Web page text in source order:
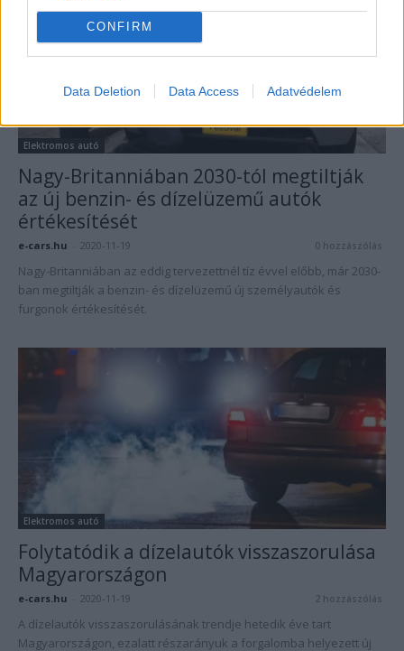
CONFIRM
Data Deletion Data Access Adatvédelem
Elektromos autó
Nagy-Britanniában 2030-tól megtiltják
az új benzin- és dízelüzemű autók
értékesítését
e-cars.hu 2020-11-19 0 hozzászólás
Nagy-Britanniában az eddig tervezettnél tíz évvel előbb, már 2030-
ban megtiltják a benzin- és dízelüzemű új személyautók és
furgonok értékesítését.
Elektromos autó
Folytatódik a dízelautók visszaszorulása
Magyarországon
e-cars.hu 2020-11-19 2 hozzászólás
A dízelautók visszaszorulásának trendje hetedik éve tart
Magyarországon, ezalatt részarányuk a forgalomba helyezett új